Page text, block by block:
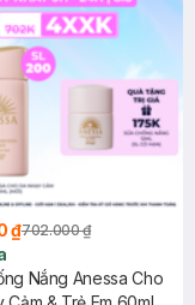
₫702.000 ₫
Nắng Anessa Cho